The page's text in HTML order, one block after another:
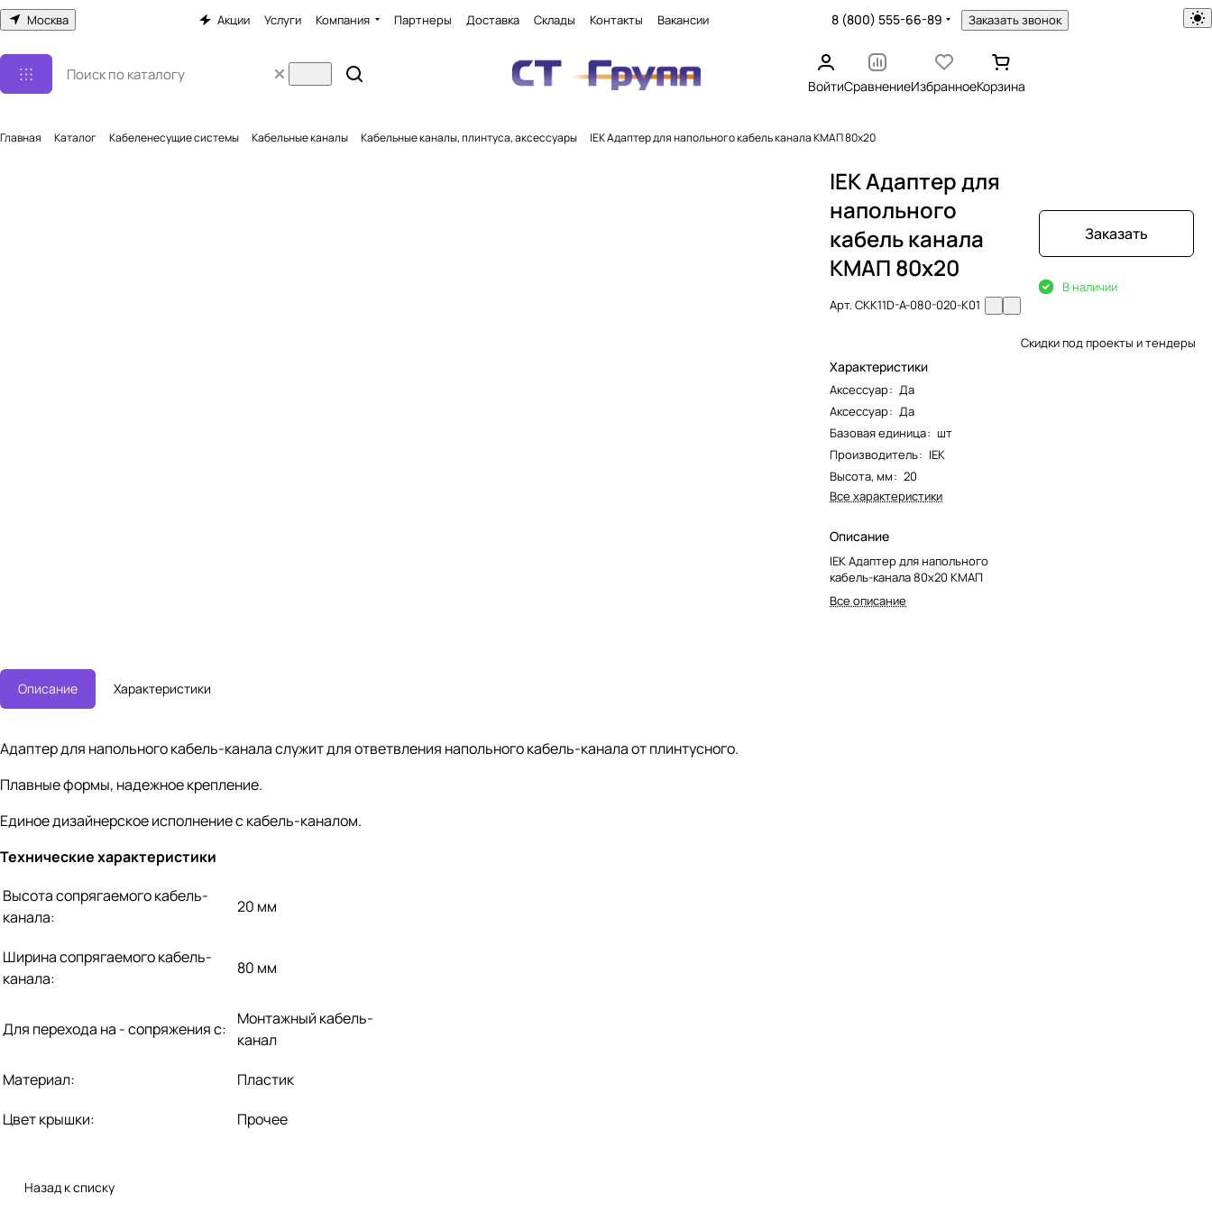
Москва Акции Услуги Компания Партнеры Доставка Склады Контакты Вакансии 8 (800) 555-66-89 Заказать звонок
ВойтиСравнениеИзбранноеКорзина
Главная Каталог Кабеленесущие системы Кабельные каналы Кабельные каналы, плинтуса, аксессуары IEK Адаптер для напольного кабель канала КМАП 80х20
IEK Адаптер для
напольного
кабель канала
КМАП 80х20
Арт.CKK11D-A-080-020-K01
Характеристики
Аксессуар: Да
Аксессуар: Да
Базовая единица: шт
Производитель: IEK
Высота, мм: 20
Все характеристики
Описание
IEK Адаптер для напольного
кабель-канала 80х20 КМАП
Все описание
Заказать
В наличии
Скидки под проекты и тендеры
Описание Характеристики
Адаптер для напольного кабель-канала служит для ответвления напольного кабель-канала от плинтусного.
Плавные формы, надежное крепление.
Единое дизайнерское исполнение с кабель-каналом.
Технические характеристики
Высота сопрягаемого кабель-
канала:
20 мм
Ширина сопрягаемого кабель-
канала:
80 мм
Для перехода на - сопряжения с:
Монтажный кабель-
канал
Материал:
Пластик
Цвет крышки:
Прочее
Назад к списку